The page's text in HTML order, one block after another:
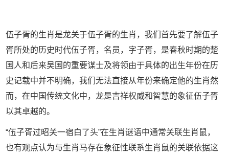
伍子胥的生肖是龙关于伍子胥的生肖，我们首先要了解伍子
胥所处的历史时代伍子胥，名员，字子胥，是春秋时期的楚
国人和后来吴国的重要谋士及将领由于具体的出生年份在历
史记载中并不明确，我们无法直接从年份来确定他的生肖然
而，在中国传统文化中，龙是吉祥权威和智慧的象征伍子胥
以其卓越的。
“伍子胥过昭关一宿白了头”在生肖谜语中通常关联生肖鼠，
也有观点认为与生肖马存在象征性联系生肖鼠的关联依据这